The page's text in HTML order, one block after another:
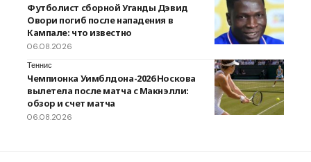
Футболист сборной Уганды Дэвид
Овори погиб после нападения в
Кампале: что известно
06.08.2026
Теннис
Чемпионка Уимблдона-2026 Носкова
вылетела после матча с Макнэлли:
обзор и счет матча
06.08.2026